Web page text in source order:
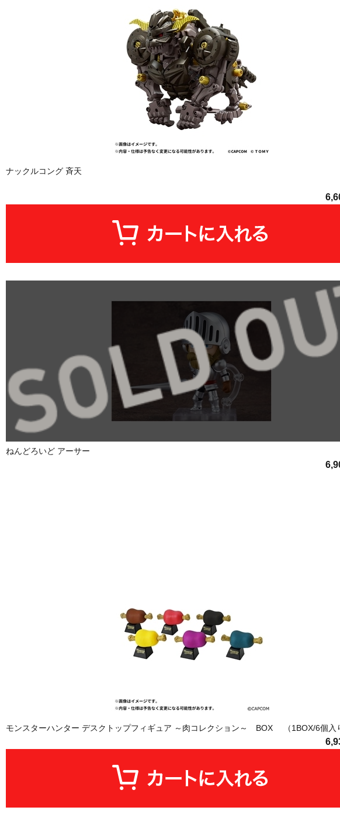
ナックルコング 斉天
ねんどろいど アーサー
モンスターハンター デスクトップフィギュア ～肉コレクション～ BOX （1BOX/6個入